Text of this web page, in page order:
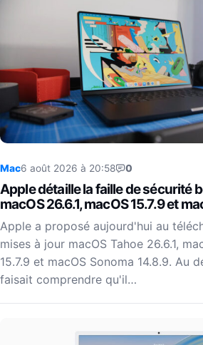
Mac6 août 2026 à 20:58 0
Apple détaille la faille de sécurité
macOS 26.6.1, macOS 15.7.9 et
Apple a proposé aujourd'hui au
mises à jour macOS Tahoe 26.6.1,
15.7.9 et macOS Sonoma 14.8.9. Au
faisait comprendre qu'il…